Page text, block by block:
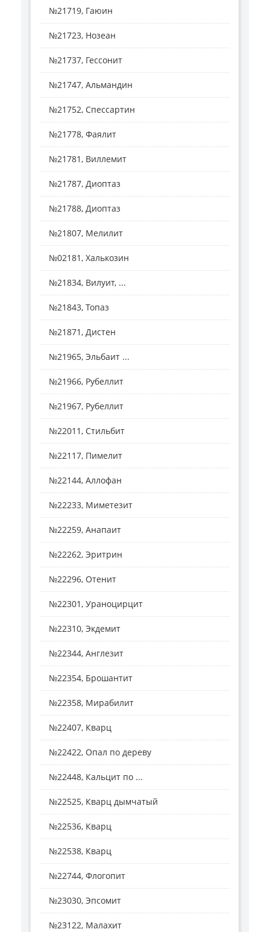
№21719, Гаюин
№21723, Нозеан
№21737, Гессонит
№21747, Альмандин
№21752, Спессартин
№21778, Фаялит
№21781, Виллемит
№21787, Диоптаз
№21788, Диоптаз
№21807, Мелилит
№02181, Халькозин
№21834, Вилуит, ...
№21843, Топаз
№21871, Дистен
№21965, Эльбаит ...
№21966, Рубеллит
№21967, Рубеллит
№22011, Стильбит
№22117, Пимелит
№22144, Аллофан
№22233, Миметезит
№22259, Анапаит
№22262, Эритрин
№22296, Отенит
№22301, Ураноцирцит
№22310, Экдемит
№22344, Англезит
№22354, Брошантит
№22358, Мирабилит
№22407, Кварц
№22422, Опал по дереву
№22448, Кальцит по ...
№22525, Кварц дымчатый
№22536, Кварц
№22538, Кварц
№22744, Флогопит
№23030, Эпсомит
№23122, Малахит